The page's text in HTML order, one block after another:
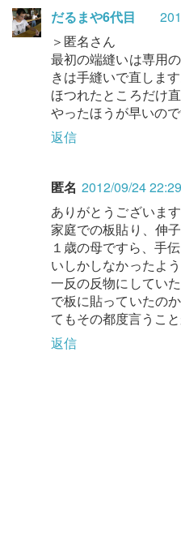
だるまや6代目
＞匿名さん
最初の端縫いは専用
きは手縫いで直します
ほつれたところだけ
やったほうが早いので
返信
匿名 2012/09/24 22:29
ありがとうございま
家庭での板貼り、伸
１歳の母ですら、手
いしかしなかったよ
一反の反物にしてい
で板に貼っていたの
てもその都度言うこと
返信